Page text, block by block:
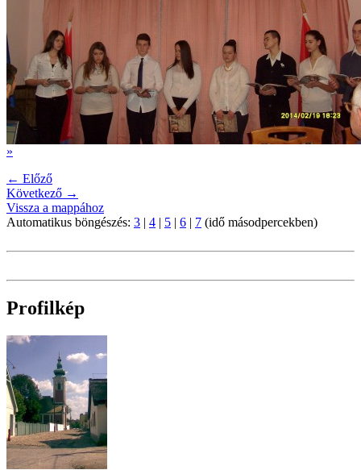
»
← Előző
Következő →
Vissza a mappához
Automatikus böngészés: 3 | 4 | 5 | 6 | 7 (idő másodpercekben)
Profilkép